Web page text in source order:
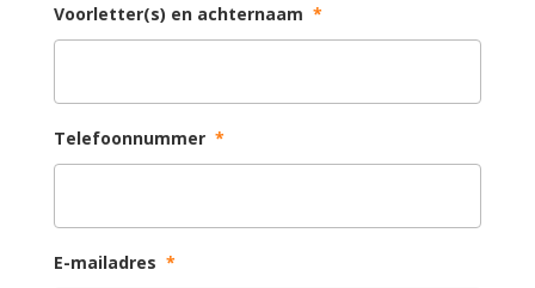
Voorletter(s) en achternaam *
Telefoonnummer *
E-mailadres *